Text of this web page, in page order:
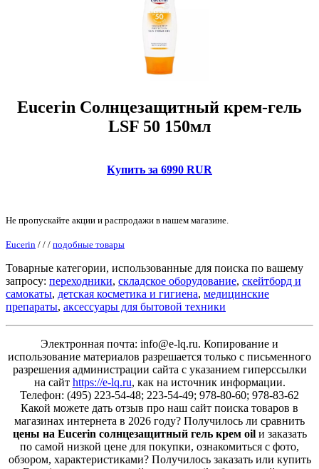
Eucerin Солнцезащитный крем-гель
LSF 50 150мл
Купить за 6990 RUR
Не пропускайте акции и распродажи в нашем магазине.
Eucerin / / / подобные товары
Товарные категории, использованные для поиска по вашему
запросу: переходники, складское оборудование, скейтборд и
самокаты, детская косметика и гигиена, медицинские
препараты, аксессуары для бытовой техники
Электронная почта: info@e-lq.ru. Копирование и
использование материалов разрешается только с письменного
разрешения администрации сайта с указанием гиперссылки
на сайт https://e-lq.ru, как на источник информации.
Телефон: (495) 223-54-48; 223-54-49; 978-80-60; 978-83-62
Какой можете дать отзыв про наш сайт поиска товаров в
магазинах интернета в 2026 году? Получилось ли сравнить
цены на Eucerin солнцезащитный гель крем oilи заказать
по самой низкой цене для покупки, ознакомиться с фото,
обзором, характеристиками? Получилось заказать или купить